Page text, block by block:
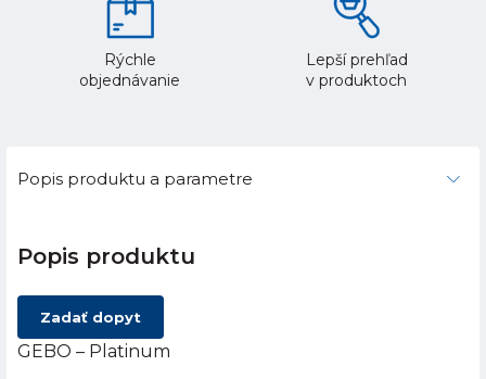
Rýchle
objednávanie
Lepší prehľad
v produktoch
Popis produktu a parametre
Popis produktu
Zadať dopyt
GEBO – Platinum